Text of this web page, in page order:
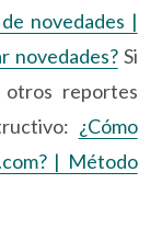
novedades |
novedades? Si
reportes
¿Cómo
| Método